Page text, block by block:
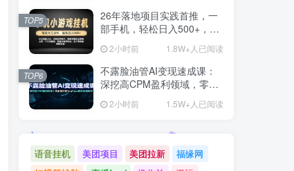
26年落地项目实践首推，一
部手机，轻松日入500+，长
期稳定
2小时前 1.8W+人已阅读
TOP5
不露脸油管AI变现速成课：
深挖高CPM盈利领域，零出
镜打造YouTube稳定收益账
号2小时前 1.5W+人已阅读
TOP6
语音挂机 美团项目 美团拉新
福缘网